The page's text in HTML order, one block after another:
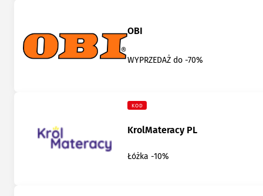
OBI
WYPRZEDAŻ do -70%
KOD
KrolMateracy PL
Łóżka -10%